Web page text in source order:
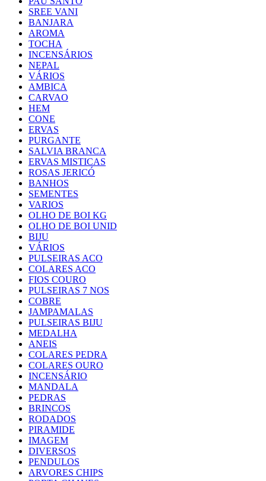
SREE VANI
BANJARA
AROMA
TOCHA
INCENSÁRIOS
NEPAL
VÁRIOS
AMBICA
CARVAO
HEM
CONE
ERVAS
PURGANTE
SALVIA BRANCA
ERVAS MISTICAS
ROSAS JERICÓ
BANHOS
SEMENTES
VARIOS
OLHO DE BOI KG
OLHO DE BOI UNID
BIJU
VÁRIOS
PULSEIRAS ACO
COLARES ACO
FIOS COURO
PULSEIRAS 7 NOS
COBRE
JAMPAMALAS
PULSEIRAS BIJU
MEDALHA
ANEIS
COLARES PEDRA
COLARES OURO
INCENSÁRIO
MANDALA
PEDRAS
BRINCOS
RODADOS
PIRAMIDE
IMAGEM
DIVERSOS
PENDULOS
ARVORES CHIPS